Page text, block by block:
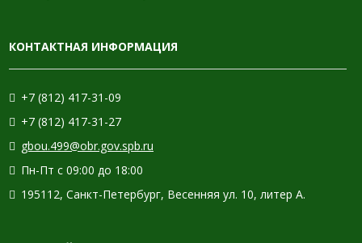
КОНТАКТНАЯ ИНФОРМАЦИЯ
+7 (812) 417-31-09
+7 (812) 417-31-27
gbou.499@obr.gov.spb.ru
Пн-Пт с 09:00 до 18:00
195112, Санкт-Петербург, Весенняя ул. 10, литер А.